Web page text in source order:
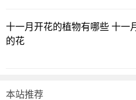
不正中间出来的详细讲解，仅
十一月开花的植物有哪些 十一
的花
本站推荐